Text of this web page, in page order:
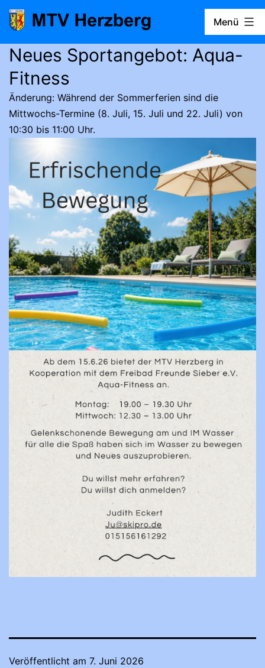
Zum
Inhalt
MTV
Menü
Neues Sportangebot: Aqua-
Fitness
Änderung: Während der Sommerferien sind die
Mittwochs-Termine (8. Juli, 15. Juli und 22. Juli) von
10:30 bis 11:00 Uhr.
Veröffentlicht am 7. Juni 2026